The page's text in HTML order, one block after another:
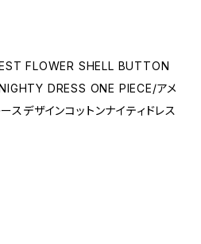
FLOWER SHELL BUTTON
DRESS ONE PIECE/アメ
スデザインコットンナイティドレス